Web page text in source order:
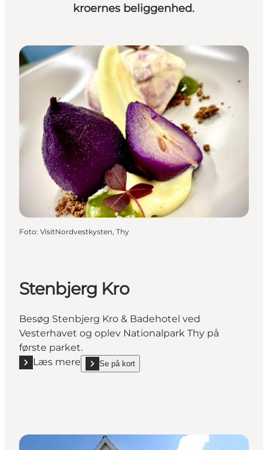
kroernes beliggenhed.
Foto: VisitNordvestkysten, Thy
Stenbjerg Kro
Besøg Stenbjerg Kro & Badehotel ved
Vesterhavet og oplev Nationalpark Thy på
første parket.
Læs mere
Læs mere "Stenbjerg Kro"
Se på kort
show Stenbjerg Kro on_map